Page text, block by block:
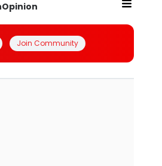
Opinion
Join Community